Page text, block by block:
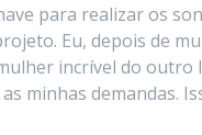
para realizar os
Eu, depois de
incrível do outro
minhas demandas.